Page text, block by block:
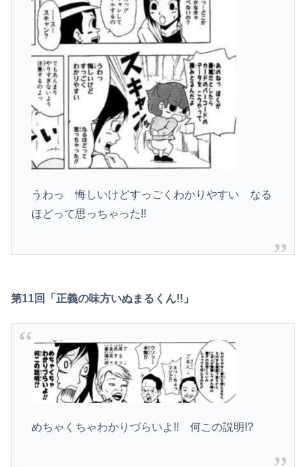
うわっ 悔しいけどすっごくわかりやすい なる
ほどって思っちゃった!!
第11回「正義の味方いぬまるくん!!」
めちゃくちゃわかりづらいよ!! 何この説明!?